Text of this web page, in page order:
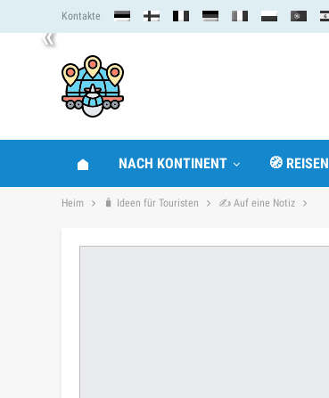
« Kontakte
NACH KONTINENT 🧭 REISEN
Heim 🧳 Ideen für Touristen ✍ Auf eine Notiz